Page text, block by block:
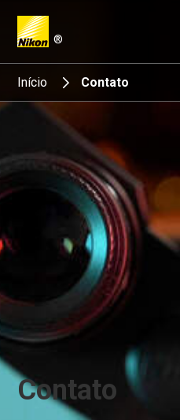
®
Search keyword(s)
Início Contato
Contato